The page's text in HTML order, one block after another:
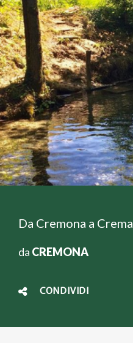
Da Cremona a Crema
da CREMONA
CONDIVIDI